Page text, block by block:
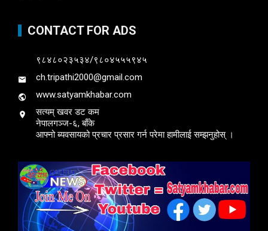
CONTACT FOR ADS
९८४८०२३५३४/९८०४५५५९४५
ch.tripathi2000@gmail.com
www.satyamkhabar.com
सत्यम् खवर डट कम
नेपालगञ्ज-६, बाँके
आफ्नो ब्यवसायको प्रचार प्रसार गर्न परेमा हामीलाई सम्झनुहोस् ।